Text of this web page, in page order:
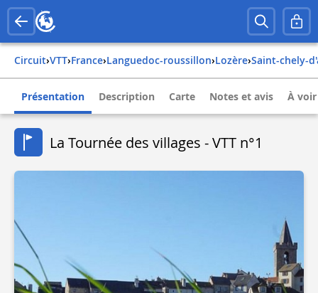
Circuit› VTT› france› languedoc-roussillon› lozère› saint-chely-
Présentation Description Carte Notes et avis À
La Tournée des villages - VTT n°1